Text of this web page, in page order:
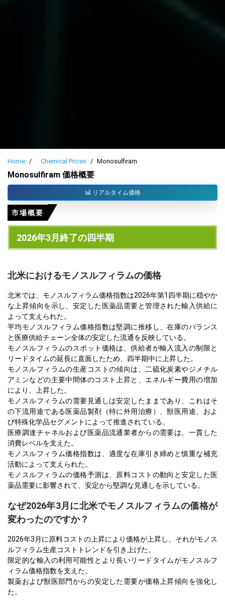
Home Chemical Prices Monosulfiram
Monosulfiram 価格概要
リアルタイム価格
市場概要
2026年3月終了の四半期
北米におけるモノスルフィラムの価格
北米では、モノスルフィラム価格指数は2026年第1四半期に穏やか
な上昇傾向を示し、安定した医薬品需要と管理された輸入供給に
よって支えられた。
平均モノスルフィラム価格指数は堅調に推移し、在庫のバランス
と医療供給チェーン全体の安定した流通を反映している。
モノスルフィラムのスポット価格は、供給者が輸入流入の制限と
リードタイムの延長に直面したため、四半期中に上昇した。
モノスルフィラムの生産コストの傾向は、二硫化炭素やジメチル
アミンなどの主要中間体のコスト上昇と、エネルギー費用の増加
により、上昇した。
モノスルフィラムの需要見通しは安定したままであり、これはそ
の下流用途である医薬品製剤（特に外用治療）、獣医用途、およ
び特殊化学品セグメントによって推進されている。
医療調達チャネルおよび医薬品流通業者からの需要は、一貫した
消費レベルを支えた。
モノスルフィラム価格指数は、適度な在庫引き締めと慎重な補充
活動によって支えられた。
モノスルフィラムの価格予測は、原料コストの動向と安定した医
薬品需要に影響されて、安定から堅調な見通しを示している。
なぜ2026年3月に北米でモノスルフィラムの価格が
変わったのですか？
2026年3月に原料コストの上昇により価格が上昇し、それがモノス
ルフィラム生産コストトレンドを引き上げた。
限定的な輸入の利用可能性とより長いリードタイムがモノスルフ
ィラム価格指数を支えた。
製薬および獣医部門からの安定した需要が価格上昇傾向を強化し
た。